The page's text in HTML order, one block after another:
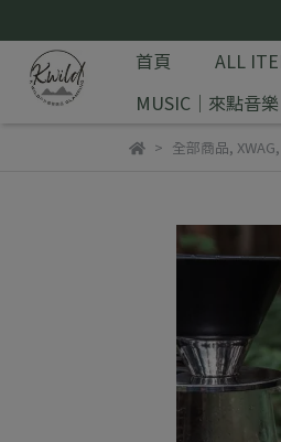
首頁 ALL
MUSIC｜來點音樂
全部商品, XWAG,